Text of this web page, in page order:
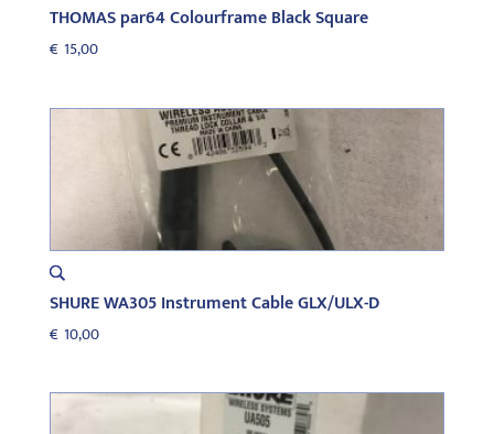
THOMAS par64 Colourframe Black Square
€ 15,00
SHURE WA305 Instrument Cable GLX/ULX-D
€ 10,00